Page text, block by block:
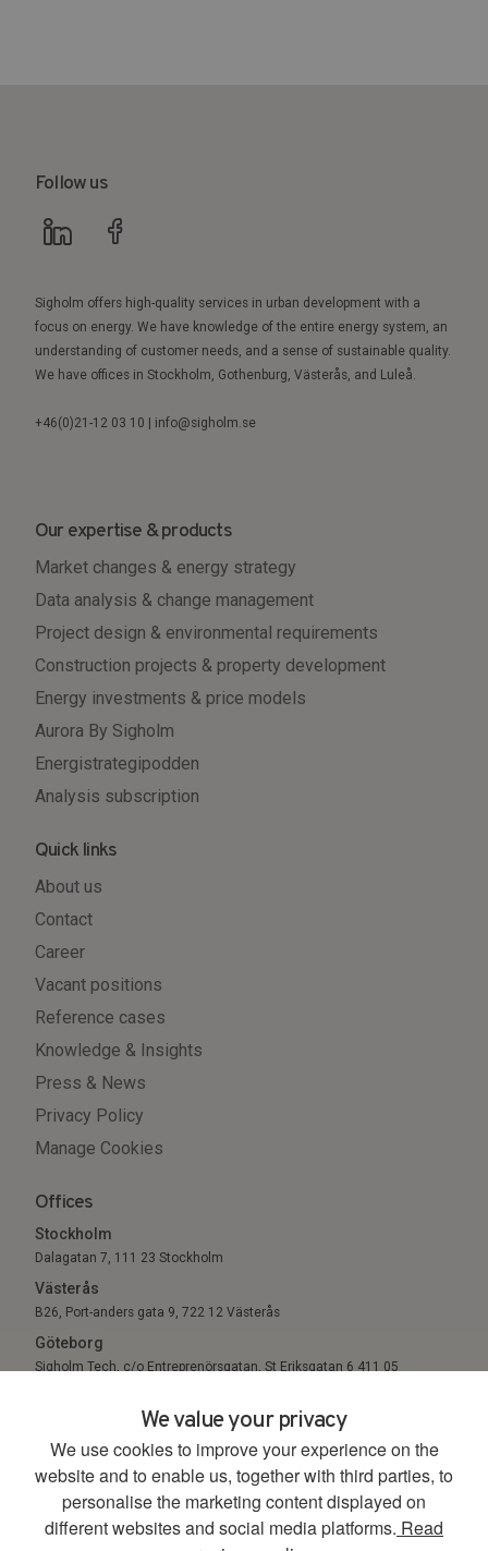
We value your privacy
We use cookies to improve your experience on the
website and to enable us, together with third parties, to
personalise the marketing content displayed on
different websites and social media platforms. Read
Follow us
Sigholm offers high-quality services in urban development with a
focus on energy. We have knowledge of the entire energy system, an
understanding of customer needs, and a sense of sustainable quality.
We have offices in Stockholm, Gothenburg, Västerås, and Luleå.
+46(0)21-12 03 10 | info@sigholm.se
Our expertise & products
Market changes & energy strategy
Data analysis & change management
Project design & environmental requirements
Construction projects & property development
Energy investments & price models
Aurora By Sigholm
Energistrategipodden
Analysis subscription
Quick links
About us
Contact
Career
Vacant positions
Reference cases
Knowledge & Insights
Press & News
Privacy Policy
Manage Cookies
Offices
Stockholm
Dalagatan 7, 111 23 Stockholm
Västerås
B26, Port-anders gata 9, 722 12 Västerås
Göteborg
Sigholm Tech, c/o Entreprenörsgatan, St Eriksgatan 6 411 05
© 2026. All Rights Reserved.